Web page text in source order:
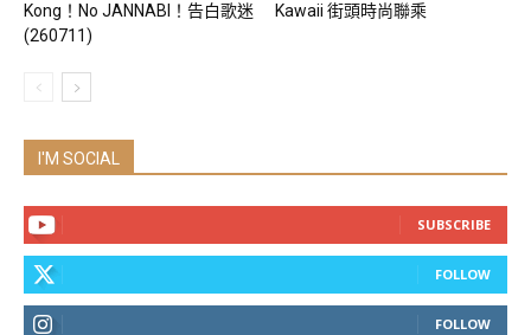
Kong！No JANNABI！告白歌迷
(260711)
Kawaii 街頭時尚聯乘
I'M SOCIAL
SUBSCRIBE
FOLLOW
FOLLOW